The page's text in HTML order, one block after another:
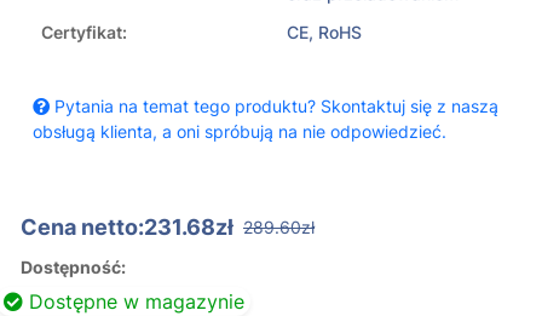
Certyfikat:
CE, RoHS
Pytania na temat tego produktu? Skontaktuj się z naszą
obsługą klienta, a oni spróbują na nie odpowiedzieć.
Cena netto:231.68zł 289.60zł
Dostępność:
Dostępne w magazynie